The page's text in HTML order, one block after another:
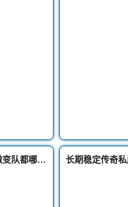
活动前提前组176微变队都哪些好处